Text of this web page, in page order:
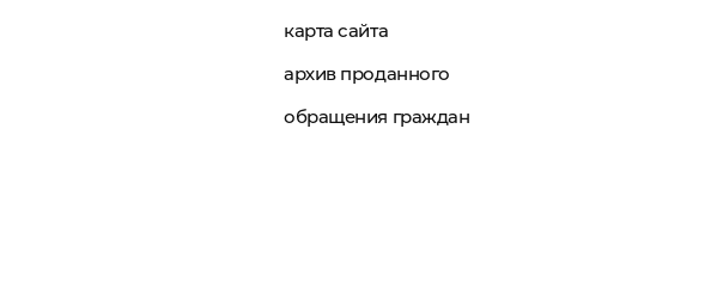
карта сайта
архив проданного
обращения граждан